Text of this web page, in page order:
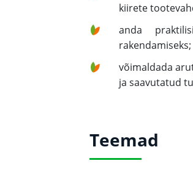
kiirete
anda
rakendamiseks;
võimaldada
ja saavutatud
Teemad